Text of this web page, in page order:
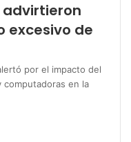
advirtieron
excesivo de
por el impacto del
en la